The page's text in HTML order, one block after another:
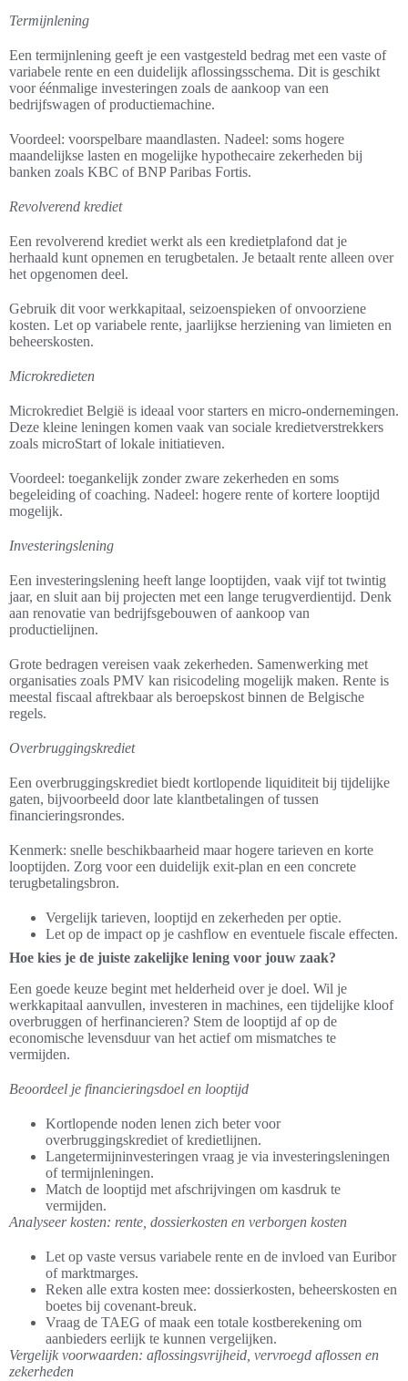
Termijnlening
Een termijnlening geeft je een vastgesteld bedrag met een vaste of
variabele rente en een duidelijk aflossingsschema. Dit is geschikt
voor éénmalige investeringen zoals de aankoop van een
bedrijfswagen of productiemachine.
Voordeel: voorspelbare maandlasten. Nadeel: soms hogere
maandelijkse lasten en mogelijke hypothecaire zekerheden bij
banken zoals KBC of BNP Paribas Fortis.
Revolverend krediet
Een revolverend krediet werkt als een kredietplafond dat je
herhaald kunt opnemen en terugbetalen. Je betaalt rente alleen over
het opgenomen deel.
Gebruik dit voor werkkapitaal, seizoenspieken of onvoorziene
kosten. Let op variabele rente, jaarlijkse herziening van limieten en
beheerskosten.
Microkredieten
Microkrediet België is ideaal voor starters en micro-ondernemingen.
Deze kleine leningen komen vaak van sociale kredietverstrekkers
zoals microStart of lokale initiatieven.
Voordeel: toegankelijk zonder zware zekerheden en soms
begeleiding of coaching. Nadeel: hogere rente of kortere looptijd
mogelijk.
Investeringslening
Een investeringslening heeft lange looptijden, vaak vijf tot twintig
jaar, en sluit aan bij projecten met een lange terugverdientijd. Denk
aan renovatie van bedrijfsgebouwen of aankoop van
productielijnen.
Grote bedragen vereisen vaak zekerheden. Samenwerking met
organisaties zoals PMV kan risicodeling mogelijk maken. Rente is
meestal fiscaal aftrekbaar als beroepskost binnen de Belgische
regels.
Overbruggingskrediet
Een overbruggingskrediet biedt kortlopende liquiditeit bij tijdelijke
gaten, bijvoorbeeld door late klantbetalingen of tussen
financieringsrondes.
Kenmerk: snelle beschikbaarheid maar hogere tarieven en korte
looptijden. Zorg voor een duidelijk exit-plan en een concrete
terugbetalingsbron.
Vergelijk tarieven, looptijd en zekerheden per optie.
Let op de impact op je cashflow en eventuele fiscale effecten.
Hoe kies je de juiste zakelijke lening voor jouw zaak?
Een goede keuze begint met helderheid over je doel. Wil je
werkkapitaal aanvullen, investeren in machines, een tijdelijke kloof
overbruggen of herfinancieren? Stem de looptijd af op de
economische levensduur van het actief om mismatches te
vermijden.
Beoordeel je financieringsdoel en looptijd
Kortlopende noden lenen zich beter voor
overbruggingskrediet of kredietlijnen.
Langetermijninvesteringen vraag je via investeringsleningen
of termijnleningen.
Match de looptijd met afschrijvingen om kasdruk te
vermijden.
Analyseer kosten: rente, dossierkosten en verborgen kosten
Let op vaste versus variabele rente en de invloed van Euribor
of marktmarges.
Reken alle extra kosten mee: dossierkosten, beheerskosten en
boetes bij covenant-breuk.
Vraag de TAEG of maak een totale kostberekening om
aanbieders eerlijk te kunnen vergelijken.
Vergelijk voorwaarden: aflossingsvrijheid, vervroegd aflossen en
zekerheden